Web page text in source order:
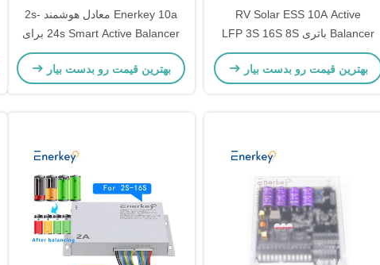
RV Solar ESS 10A Active
Balancer باتری LFP 3S 16S 8S
12V 24V 48V باتری معادل کننده
بهترین قیمت رو بدست بیار
Enerkey 10a معادل هوشمند 2s-
24s Smart Active Balancer برای
باتری های NCM / LFP / LTO
بهترین قیمت رو بدست بیار